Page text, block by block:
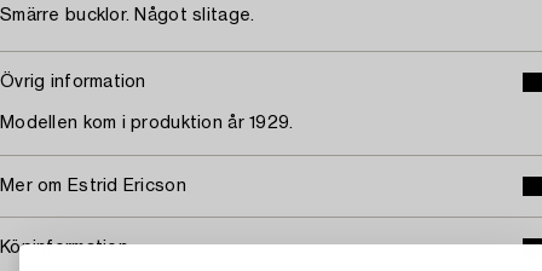
Smärre bucklor. Något slitage.
Övrig information
Modellen kom i produktion år 1929.
Mer om Estrid Ericson
Köpinformation